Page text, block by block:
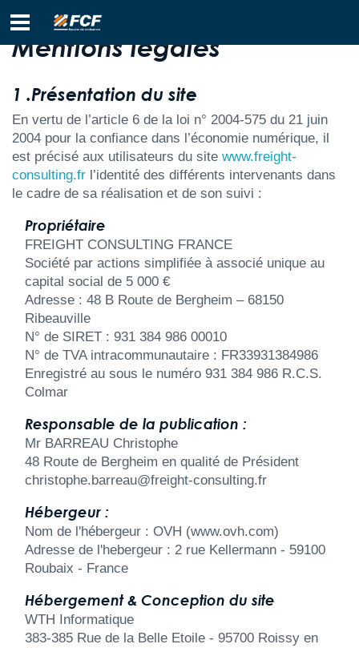
Mentions légales
1 .Présentation du site
En vertu de l’article 6 de la loi n° 2004-575 du 21 juin
2004 pour la confiance dans l’économie numérique, il
est précisé aux utilisateurs du site www.freight-
consulting.fr l’identité des différents intervenants dans
le cadre de sa réalisation et de son suivi :
Propriétaire
FREIGHT CONSULTING FRANCE
Société par actions simplifiée à associé unique au
capital social de 5 000 €
Adresse : 48 B Route de Bergheim – 68150
Ribeauville
N° de SIRET : 931 384 986 00010
N° de TVA intracommunautaire : FR33931384986
Enregistré au sous le numéro 931 384 986 R.C.S.
Colmar
Responsable de la publication :
Mr BARREAU Christophe
48 Route de Bergheim en qualité de Président
christophe.barreau@freight-consulting.fr
Hébergeur :
Nom de l'hébergeur : OVH (www.ovh.com)
Adresse de l'hebergeur : 2 rue Kellermann - 59100
Roubaix - France
Hébergement & Conception du site
WTH Informatique
383-385 Rue de la Belle Etoile - 95700 Roissy en